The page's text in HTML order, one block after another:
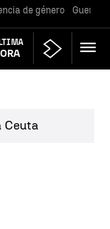
de género Guerra
Ceuta